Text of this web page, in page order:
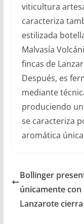
viticultura
caracteriza
estilizada
Malvasía
fincas de
Después, es
mediante
produciendo
se caracteriza
aromática
Bollinger
únicamente
Lanzarote